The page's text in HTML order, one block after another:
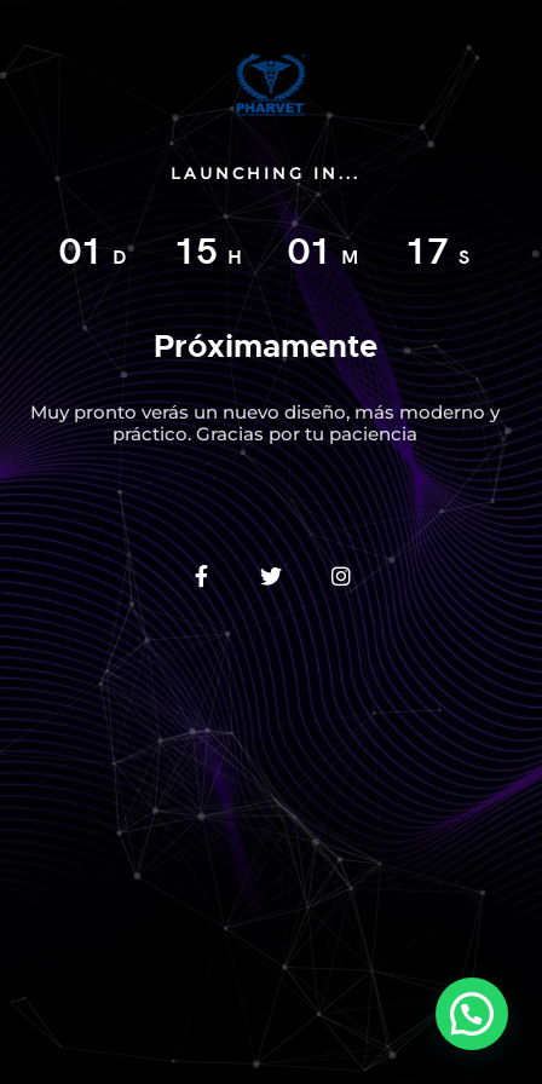
LAUNCHING IN...
01 D 15 H 01 M 16 S
Próximamente
Muy pronto verás un nuevo diseño, más moderno y
práctico. Gracias por tu paciencia